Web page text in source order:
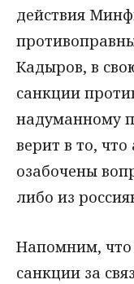
действия
Кадыров, в
санкции
надуманному
верит в то,
озабочены
либо из
Напомним, что
санкции за